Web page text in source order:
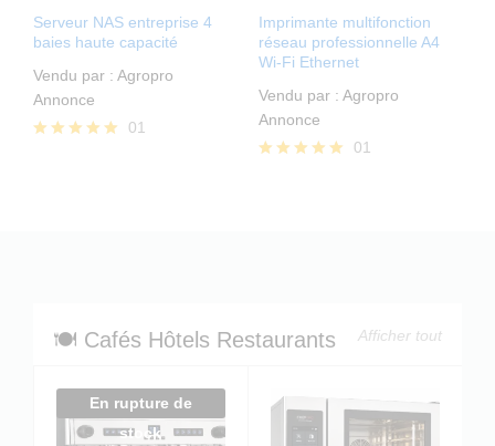
Serveur NAS entreprise 4
baies haute capacité
Vendu par : Agropro
Annonce
01
Imprimante multifonction
réseau professionnelle A4
Wi-Fi Ethernet
Vendu par : Agropro
Annonce
01
🍽️ Cafés Hôtels Restaurants Afficher tout
En rupture de
stock